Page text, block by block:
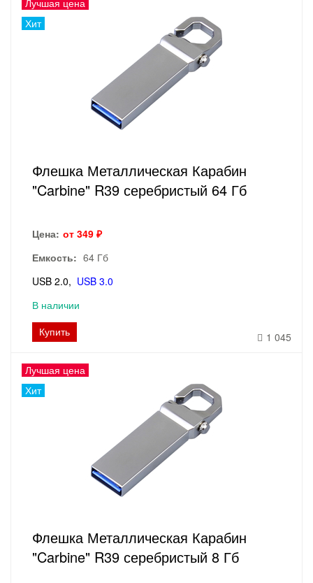
Лучшая цена
Хит
Флешка Металлическая Карабин
"Carbine" R39 серебристый 64 Гб
Цена: от 349 ₽
Емкость: 64 Гб
USB 2.0
USB 3.0
В наличии
Купить
1 045
Лучшая цена
Хит
Флешка Металлическая Карабин
"Carbine" R39 серебристый 8 Гб